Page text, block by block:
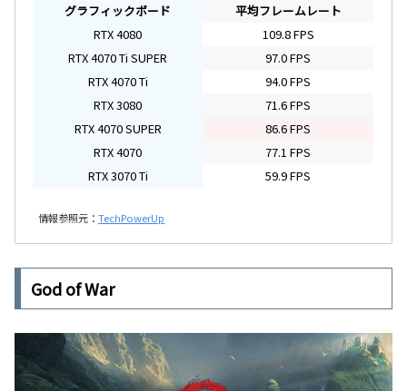
グラフィックボード
平均フレームレート
RTX 4080
109.8 FPS
RTX 4070 Ti SUPER
97.0 FPS
RTX 4070 Ti
94.0 FPS
RTX 3080
71.6 FPS
RTX 4070 SUPER
86.6 FPS
RTX 4070
77.1 FPS
RTX 3070 Ti
59.9 FPS
情報参照元：TechPowerUp
God of War